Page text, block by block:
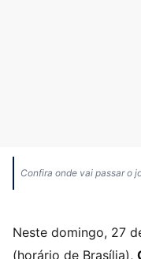
Confira onde vai passar o
Neste domingo, 27
(horário de Brasília),